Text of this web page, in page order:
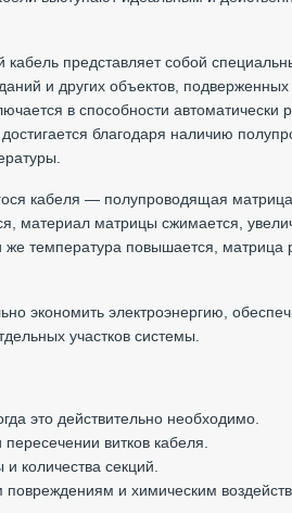
представляет собой
и других объектов,
в способности автоматически
благодаря наличию
кабеля — полупроводящая
материал матрицы сжимается,
температура повышается,
экономить электроэнергию,
участков системы.
это действительно необходимо.
витков кабеля.
количества секций.
повреждениям и химическим